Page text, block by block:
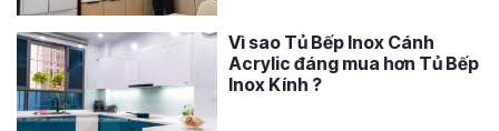
Vì sao Tủ Bếp Inox Cánh
Acrylic đáng mua hơn Tủ Bếp
Inox Kính ?